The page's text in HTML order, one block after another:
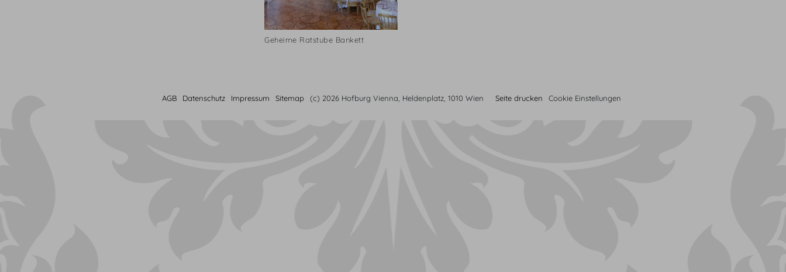
Geheime Ratstube Bankett
AGB Datenschutz Impressum Sitemap (c) 2026 Hofburg Vienna, Heldenplatz, 1010 Wien Seite drucken Cookie Einstellungen